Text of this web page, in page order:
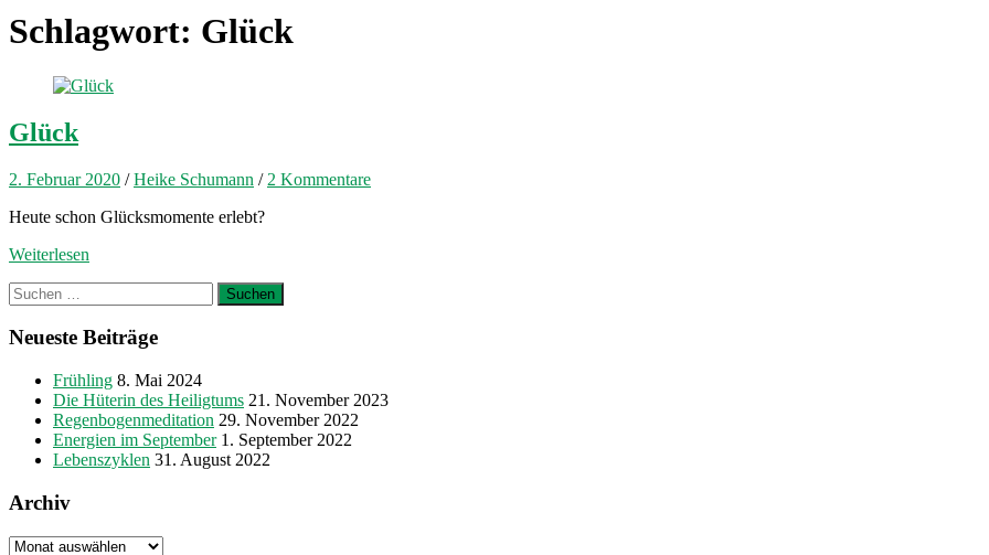
Schlagwort: Glück
Glück
2. Februar 2020 /Heike Schumann / 2 Kommentare
Heute schon Glücksmomente erlebt?
Weiterlesen
Suchen
nach:
Neueste Beiträge
Frühling 8. Mai 2024
Die Hüterin des Heiligtums 21. November 2023
Regenbogenmeditation 29. November 2022
Energien im September 1. September 2022
Lebenszyklen 31. August 2022
Archiv
Archiv